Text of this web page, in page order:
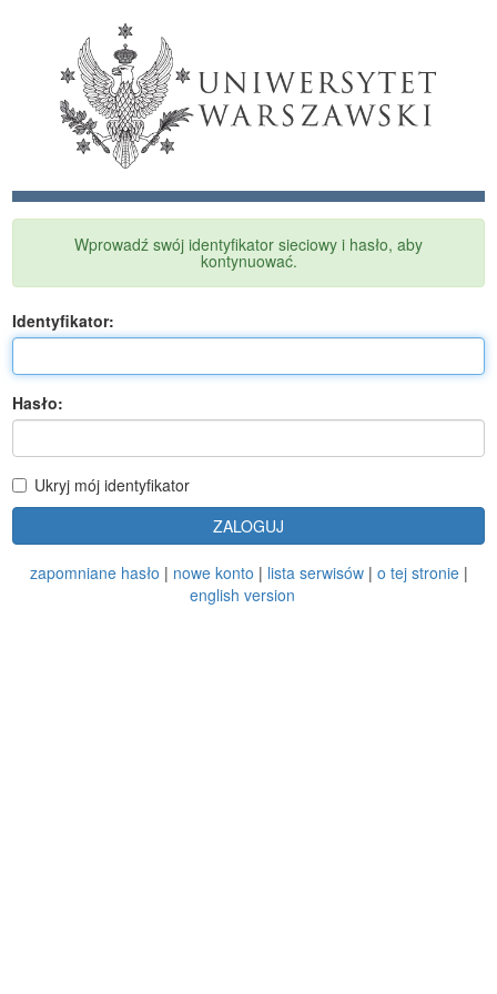
Wprowadź swój identyfikator sieciowy i hasło, aby
kontynuować.
Identyfikator:
Hasło:
Ukryj mój identyfikator
ZALOGUJ
zapomniane hasło | nowe konto | lista serwisów| o tej stronie|
english version